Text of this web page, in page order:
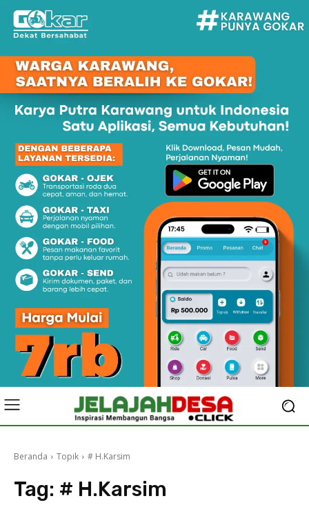
Beranda Topik # H.Karsim
Tag: # H.Karsim